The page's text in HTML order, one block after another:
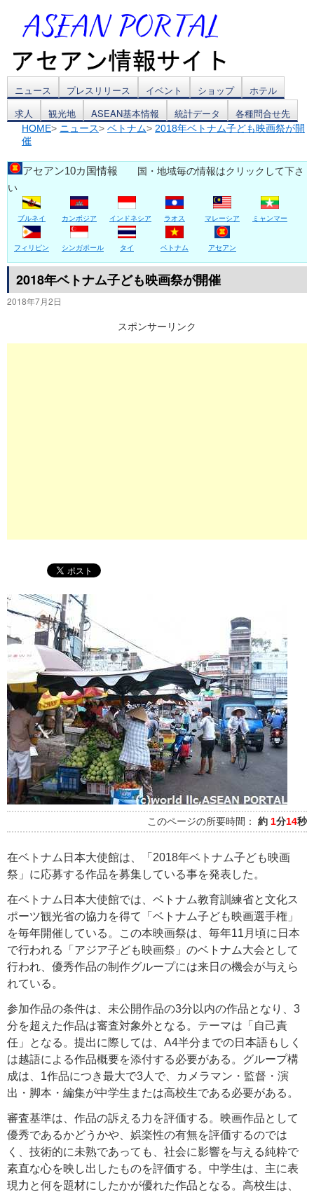
コ
ン
テ
ン
ツ
へ
ス
キ
ッ
ニュース プレスリリース イベント ショップ
ホテル
求人
観光地 ASEAN基本情報 統計データ 各種問合せ先
HOME> ニュース> ベトナム> 2018年ベトナム子ども映画祭が開
催
アセアン10カ国情報 国・地域毎の情報はクリックして下さ
い
ブルネイ カンボジア インドネシア ラオス マレーシア ミャンマー
フィリピン シンガポール タイ ベトナム アセアン
2018年ベトナム子ども映画祭が開催
2018年7月2日
スポンサーリンク
このページの所要時間： 約 1分14秒
在ベトナム日本大使館は、「2018年ベトナム子ども映画
祭」に応募する作品を募集している事を発表した。
在ベトナム日本大使館では、ベトナム教育訓練省と文化ス
ポーツ観光省の協力を得て「ベトナム子ども映画選手権」
を毎年開催している。この本映画祭は、毎年11月頃に日本
で行われる「アジア子ども映画祭」のベトナム大会として
行われ、優秀作品の制作グループには来日の機会が与えら
れている。
参加作品の条件は、未公開作品の3分以内の作品となり、3
分を超えた作品は審査対象外となる。テーマは「自己責
任」となる。提出に際しては、A4半分までの日本語もしく
は越語による作品概要を添付する必要がある。グループ構
成は、1作品につき最大で3人で、カメラマン・監督・演
出・脚本・編集が中学生または高校生である必要がある。
審査基準は、作品の訴える力を評価する。映画作品として
優秀であるかどうかや、娯楽性の有無を評価するのでは
く、技術的に未熟であっても、社会に影響を与える純粋で
素直な心を映し出したものを評価する。中学生は、主に表
現力と何を題材にしたかが優れた作品となる。高校生は、